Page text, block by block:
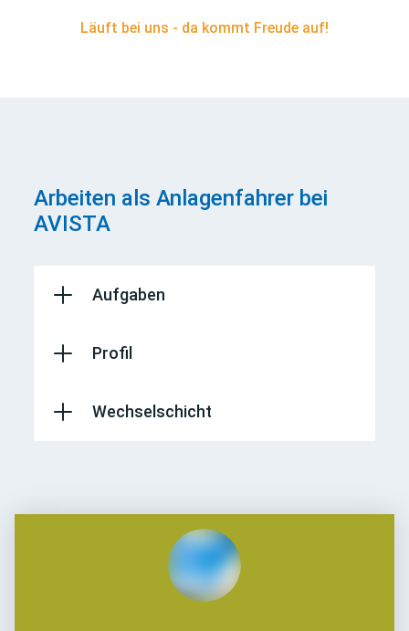
Läuft bei uns - da kommt Freude auf!
Arbeiten als Anlagenfahrer bei
AVISTA
Aufgaben
Profil
Wechselschicht